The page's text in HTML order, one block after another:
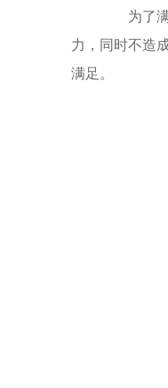
为了满
力，同时不造
满足。